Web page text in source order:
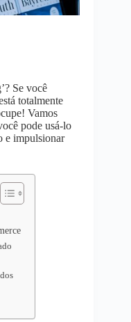
Se você
totalmente
Vamos
pode usá-lo
e impulsionar